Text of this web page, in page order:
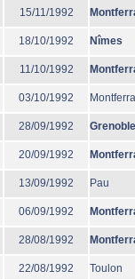
15/11/1992
18/10/1992 Nîmes
11/10/1992
03/10/1992
28/09/1992 Grenoble
20/09/1992
13/09/1992 Pau
06/09/1992
28/08/1992
22/08/1992 Toulon